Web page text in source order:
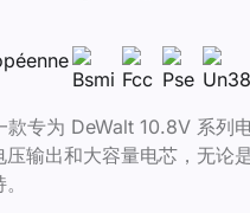
专为 DeWalt 10.8V 系列
输出和大容量电芯，无论